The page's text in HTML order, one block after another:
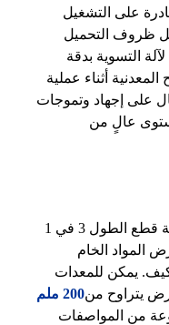
على التشغيل
ظروف التحميل
التسوية بدقة
أثناء عملية
على إجهاد وتموجات
عالٍ من
KINGREAL STEEL SLITTER آلة قطع الطول 3 في 1
المواد الخام
يمكن للمعدات
يتراوح من
200 ملم
من المواصفات